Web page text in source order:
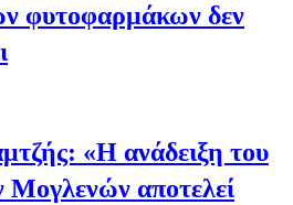
φυτοφαρμάκων δεν
«Η ανάδειξη του
αποτελεί